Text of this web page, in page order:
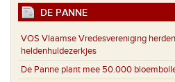
DE PANNE
VOS Vlaamse Vredesvereniging
heldenhuldezerkjes
De Panne plant mee 50.000